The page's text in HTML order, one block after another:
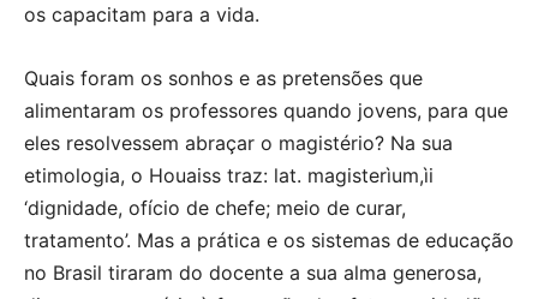
os capacitam para a vida.
Quais foram os sonhos e as pretensões que
alimentaram os professores quando jovens, para que
eles resolvessem abraçar o magistério? Na sua
etimologia, o Houaiss traz: lat. magisterìum,ìi
‘dignidade, ofício de chefe; meio de curar,
tratamento’. Mas a prática e os sistemas de educação
no Brasil tiraram do docente a sua alma generosa,